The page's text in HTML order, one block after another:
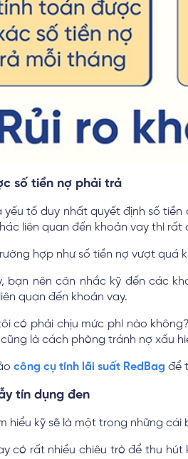
số tiền nợ phải trả
yếu tố duy nhất quyết định số
liên quan đến khoản vay thì
hợp như số tiền nợ vượt
bạn nên cân nhắc kỹ đến các
quan đến khoản vay.
có phải chịu mức phí nào
là cách phòng tránh nợ xấu
công cụ tính lãi suất RedBag để
tín dụng đen
hiểu kỹ sẽ là một trong những
có rất nhiều chiêu trò để thu